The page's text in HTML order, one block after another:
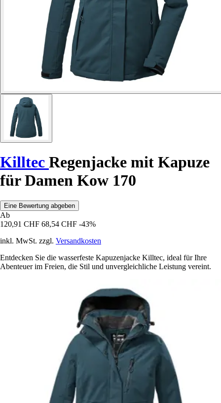
Killtec Regenjacke mit Kapuze
für Damen Kow 170
Eine Bewertung abgeben
Ab
120,91 CHF 68,54 CHF -43%
inkl. MwSt. zzgl. Versandkosten
Entdecken Sie die wasserfeste Kapuzenjacke Killtec, ideal für Ihre
Abenteuer im Freien, die Stil und unvergleichliche Leistung vereint.